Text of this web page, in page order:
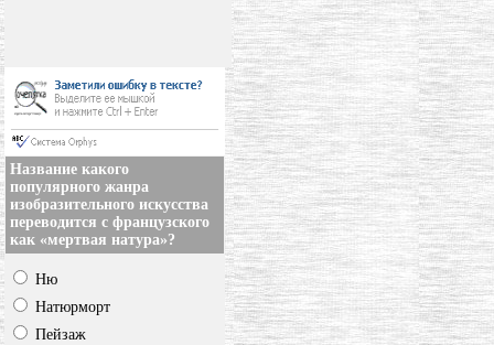
Название какого
популярного жанра
изобразительного искусства
переводится с французского
как «мертвая натура»?
Ню
Натюрморт
Пейзаж